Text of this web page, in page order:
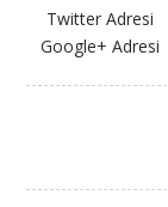
Twitter Adresi
Google+ Adresi